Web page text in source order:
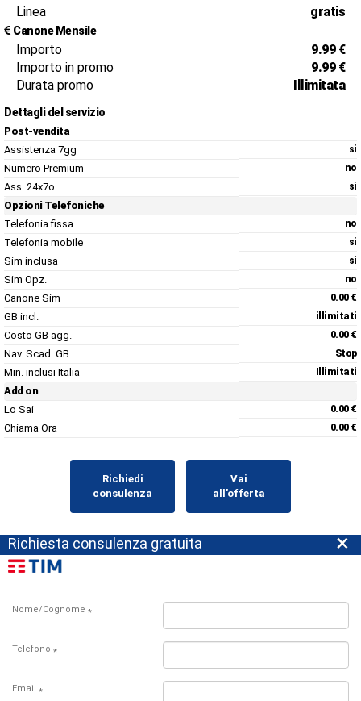
Linea gratis
Canone Mensile
Importo
9.99 €
Importo in promo
9.99 €
Durata promo
Illimitata
Dettagli del servizio
Post-vendita
Assistenza 7gg
si
Numero Premium no
Ass. 24x7o si
Opzioni Telefoniche
Telefonia fissa
no
Telefonia mobile si
Sim inclusa si
Sim Opz. no
Canone Sim 0.00 €
GB incl. illimitati
Costo GB agg. 0.00 €
Nav. Scad. GB Stop
Min. inclusi Italia Illimitati
Add on
Lo Sai
0.00 €
Chiama Ora 0.00 €
Richiedi
consulenza
Vai
all'offerta
×
Richiesta consulenza gratuita
Nome/Cognome *
Telefono *
Email *